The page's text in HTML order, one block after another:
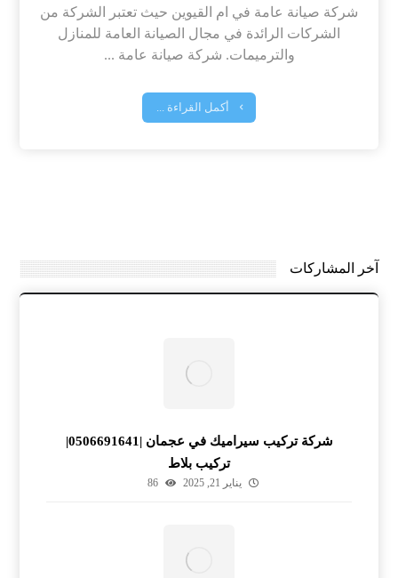
شركة صيانة عامة في ام القيوين حيث تعتبر الشركة من
الشركات الرائدة في مجال الصيانة العامة للمنازل
والترميمات. شركة صيانة عامة ...
أكمل القراءة ...
آخر المشاركات
شركة تركيب سيراميك في عجمان |0506691641|
تركيب بلاط
يناير 21, 2025 86